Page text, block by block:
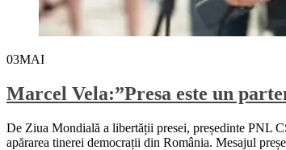
03MAI
Marcel Vela:”Presa este un
De Ziua Mondială a libertății presei, președinte PNL
apărarea tinerei democrații din România. Mesajul